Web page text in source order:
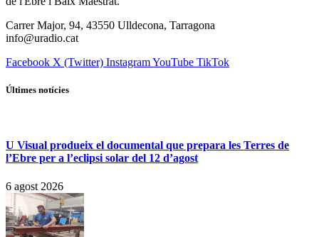
Carrer Major, 94, 43550 Ulldecona, Tarragona
info@uradio.cat
Facebook X (Twitter) InstagramYouTube TikTok
Últimes notícies
U Visual produeix el documental que prepara les Terres de
l’Ebre per a l’eclipsi solar del 12 d’agost
6 agost 2026